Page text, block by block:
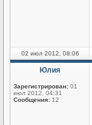
02 июл 2012, 08:06
Юлия
Зарегистрирован: 01
июл 2012, 04:31
Сообщения: 12